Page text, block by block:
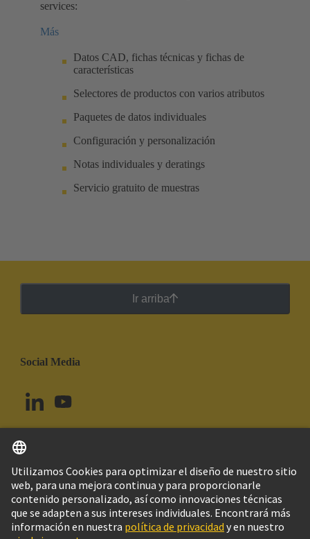
services:
Más
Datos CAD, fichas técnicas y fichas de
características
Selectores de productos con varios atributos
Paquetes de datos individuales
Configuración y personalización
Notas individuales y deratings
Servicio gratuito de muestras
Ir arriba
Social Media
Brasil Español
© Grupo Tecnológico HARTING